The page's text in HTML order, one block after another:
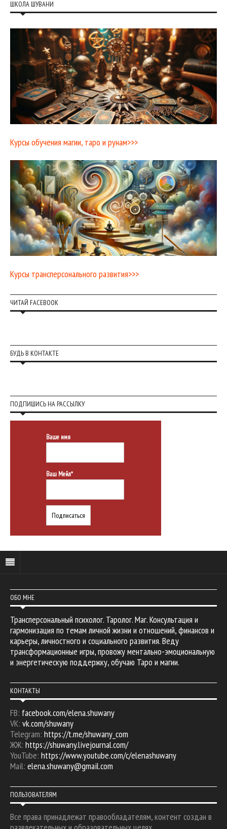
ШКОЛА ШУВАНИ
Курсы обучения магии, таро и рунам>>>
Курсы трансперсонального развития>>>
ЧИТАЙ FACEBOOK
БУДЬ В КОНТАКТЕ
ПОДПИШИСЬ НА РАССЫЛКУ
Ваше имя
Ваш Мейл*
ОБО МНЕ
Трансперсональный психолог. Таролог. Маг. Консультация и
гармонизация по темам личной жизни и отношений, финансов и
карьеры, личностного и социального развития. Веду
трансформационные игры, провожу ментально-эмоциональную
и энергетическую поддержку, обучаю Таро и магии.
КОНТАКТЫ
FB: facebook.com/elena.shuwany
VK: vk.com/shuwany
Telegram: https://t.me/shuwany_com
ЖЖ: https://shuwany.livejournal.com/
YouTube: https://www.youtube.com/c/elenashuwany
Mail: elena.shuwany@gmail.com
ПОЛЬЗОВАТЕЛЯМ
Все права принадлежат правообладателям, контент создан в